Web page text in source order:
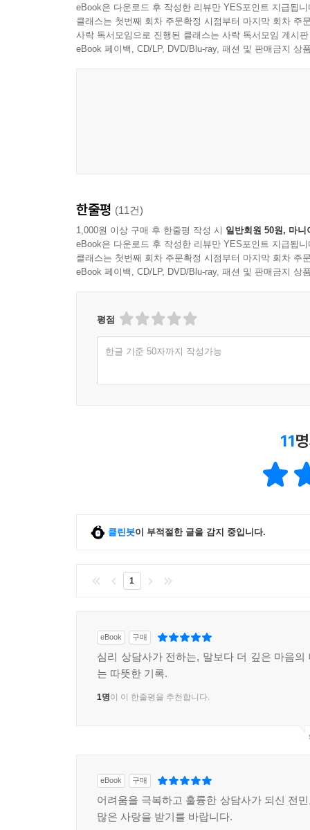
eBook은 다운로드 후 작성한 리뷰만 YES포인트 지급됩니
클래스는 첫번째 회차 주문확정 시점부터 마지막 회차 주
사락 독서모임으로 진행된 클래스는 사락 독서모임 게시
eBook 페이백, CD/LP, DVD/Blu-ray, 패션 및 판매금지 상
한줄평 (11건)
1,000원 이상 구매 후 한줄평 작성 시 일반회원 50원, 마니
eBook은 다운로드 후 작성한 리뷰만 YES포인트 지급됩니
클래스는 첫번째 회차 주문확정 시점부터 마지막 회차 주
eBook 페이백, CD/LP, DVD/Blu-ray, 패션 및 판매금지 상
평점
한글 기준 50자까지 작성가능
11
클린봇이 부적절한 글을 감지 중입니다.
1
eBook 구매
심리 상담사가 전하는, 말보다 더 깊은 마음의
는 따뜻한 기록.
1명이 이 한줄평을 추천합니다.
eBook 구매
어려움을 극복하고 훌륭한 상담사가 되신 전
많은 사랑을 받기를 바랍니다.